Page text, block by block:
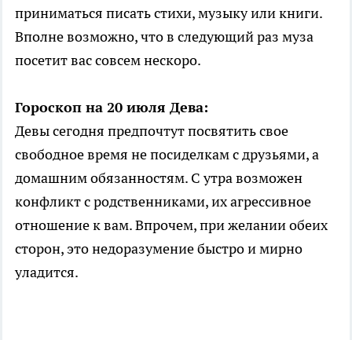
приниматься писать стихи, музыку или книги.
Вполне возможно, что в следующий раз муза
посетит вас совсем нескоро.
Гороскоп на 20 июля Дева:
Девы сегодня предпочтут посвятить свое
свободное время не посиделкам с друзьями, а
домашним обязанностям. С утра возможен
конфликт с родственниками, их агрессивное
отношение к вам. Впрочем, при желании обеих
сторон, это недоразумение быстро и мирно
уладится.